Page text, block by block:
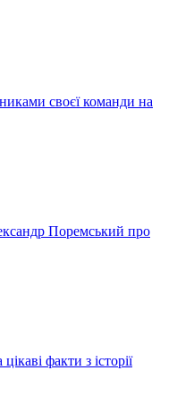
своєї команди на
Поремський про
факти з історії